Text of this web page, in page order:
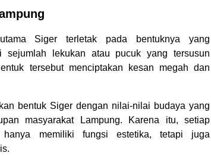
Siger terletak pada bentuknya yang
sejumlah lekukan atau pucuk yang tersusun
tersebut menciptakan kesan megah dan
bentuk Siger dengan nilai-nilai budaya yang
masyarakat Lampung. Karena itu, setiap
memiliki fungsi estetika, tetapi juga